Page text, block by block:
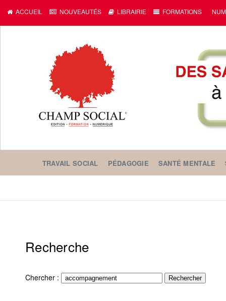
ACCUEIL NOUVEAUTÉS LIBRAIRIE FORMATIONS
TRAVAIL SOCIAL PÉDAGOGIE SANTÉ MENTALE
Recherche
Chercher :